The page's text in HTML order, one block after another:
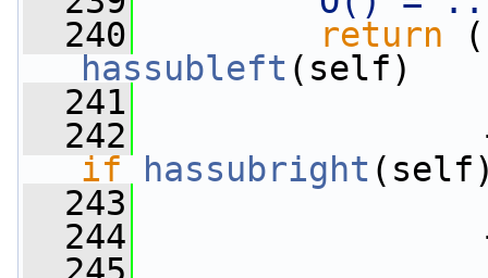
  240
return
hassubleft (self)
  241
  242
+
if
hassubright
  243
  244
+